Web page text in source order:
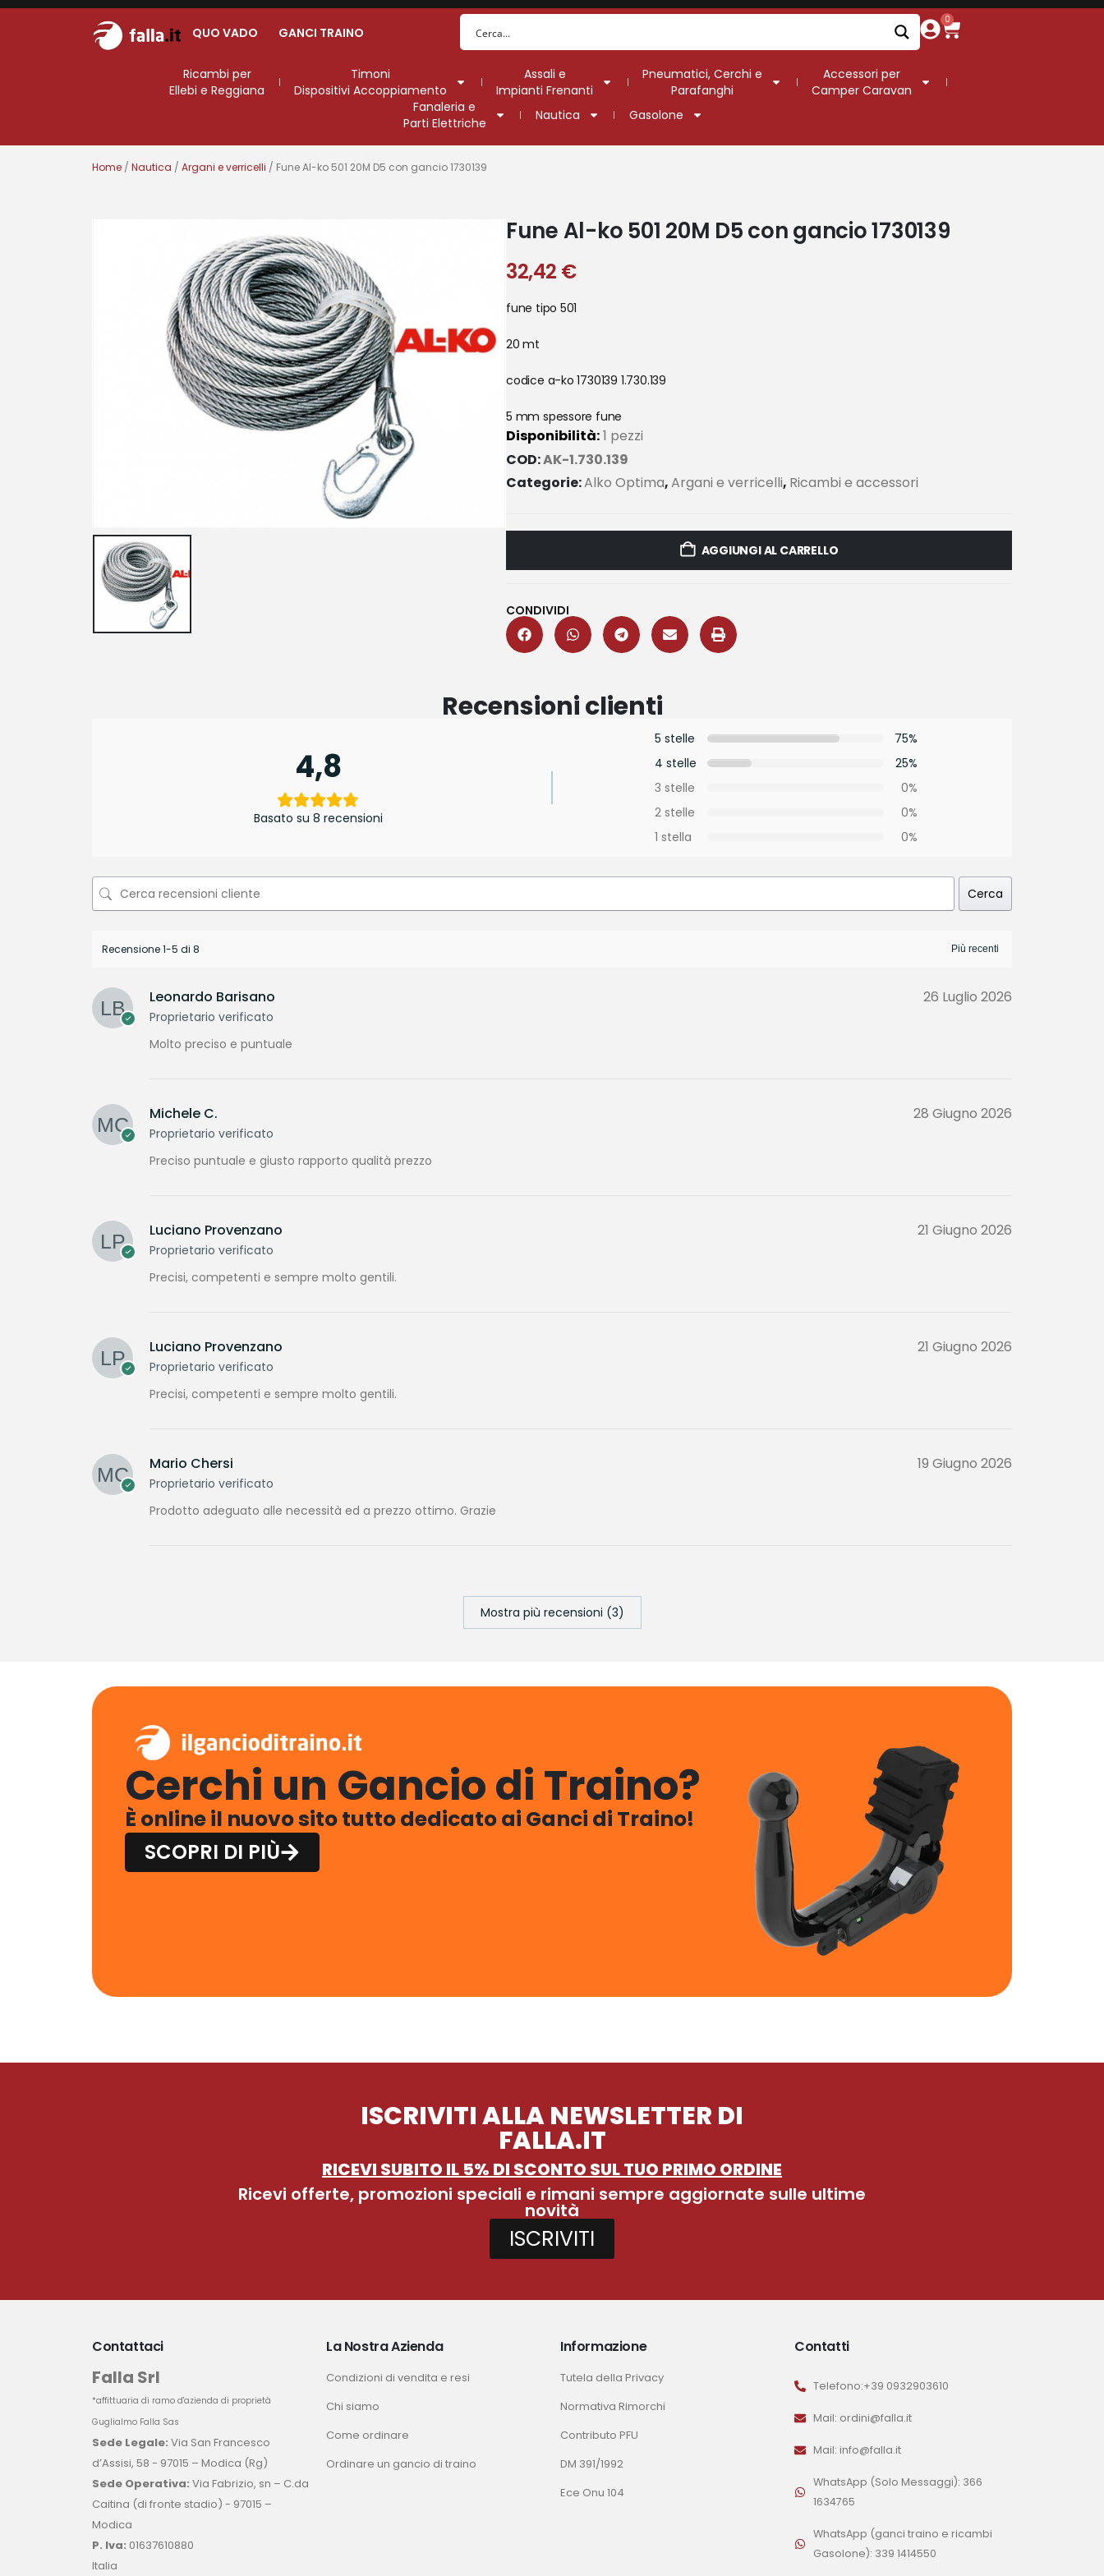
QUO VADO GANCI TRAINO
0
Ricambi per
Ellebi e Reggiana
Timoni
Dispositivi Accoppiamento
Assali e
Impianti Frenanti
Pneumatici, Cerchi e
Parafanghi
Accessori per
Camper Caravan
Fanaleria e
Parti Elettriche
Nautica Gasolone
Home / Nautica / Argani e verricelli / Fune Al-ko 501 20M D5 con gancio 1730139
Fune Al-ko 501 20M D5 con gancio 1730139
32,42 €
fune tipo 501
20 mt
codice a-ko 1730139 1.730.139
5 mm spessore fune
Disponibilità:1 pezzi
COD:AK-1.730.139
Categorie:Alko Optima,Argani e verricelli, Ricambi e accessori
AGGIUNGI AL CARRELLO
CONDIVIDI
Recensioni clienti
4,8
Basato su 8 recensioni
5 stelle
75%
4 stelle
25%
3 stelle
0%
2 stelle
0%
1 stella
0%
Cerca
Recensione 1-5 di 8
Leonardo Barisano
Proprietario verificato
26 Luglio 2026
Molto preciso e puntuale
Michele C.
Proprietario verificato
28 Giugno 2026
Preciso puntuale e giusto rapporto qualità prezzo
Luciano Provenzano
Proprietario verificato
21 Giugno 2026
Precisi, competenti e sempre molto gentili.
Luciano Provenzano
Proprietario verificato
21 Giugno 2026
Precisi, competenti e sempre molto gentili.
Mario Chersi
Proprietario verificato
19 Giugno 2026
Prodotto adeguato alle necessità ed a prezzo ottimo. Grazie
Mostra più recensioni (3)
Cerchi un Gancio di Traino?
È online il nuovo sito tutto dedicato ai Ganci di Traino!
SCOPRI DI PIÙ
ISCRIVITI ALLA NEWSLETTER DI
FALLA.IT
RICEVI SUBITO IL 5% DI SCONTO SUL TUO PRIMO ORDINE
Ricevi offerte, promozioni speciali e rimani sempre aggiornate sulle ultime
novità
ISCRIVITI
Contattaci
Falla Srl
*affittuaria di ramo d'azienda di proprietà
Guglialmo Falla Sas
Sede Legale: Via San Francesco
d’Assisi, 58 - 97015 – Modica (Rg)
Sede Operativa: Via Fabrizio, sn – C.da
Caitina (di fronte stadio) - 97015 –
Modica
P. Iva: 01637610880
Italia
La Nostra Azienda
Condizioni di vendita e resi
Chi siamo
Come ordinare
Ordinare un gancio di traino
Informazione
Tutela della Privacy
Normativa Rimorchi
Contributo PFU
DM 391/1992
Ece Onu 104
Contatti
Telefono:+39 0932903610
Mail: ordini@falla.it
Mail: info@falla.it
WhatsApp (Solo Messaggi): 366
1634765
WhatsApp (ganci traino e ricambi
Gasolone): 339 1414550